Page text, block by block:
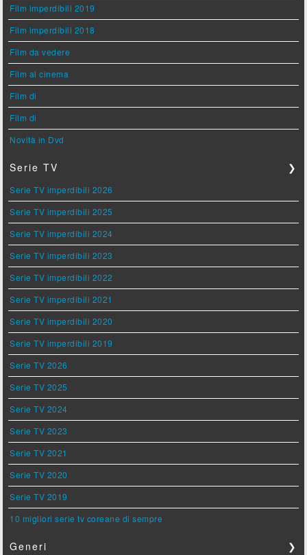
Film imperdibili 2019
Film imperdibili 2018
Film da vedere
Film al cinema
Film di
Film di
Novità in Dvd
Serie TV ❯
Serie TV imperdibili 2026
Serie TV imperdibili 2025
Serie TV imperdibili 2024
Serie TV imperdibili 2023
Serie TV imperdibili 2022
Serie TV imperdibili 2021
Serie TV imperdibili 2020
Serie TV imperdibili 2019
Serie TV 2026
Serie TV 2025
Serie TV 2024
Serie TV 2023
Serie TV 2021
Serie TV 2020
Serie TV 2019
10 migliori serie tv coreane di sempre
Generi ❯